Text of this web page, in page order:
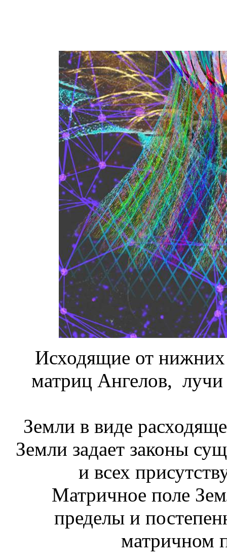
Исходящие от
матриц Ангелов, лучи
Земли в виде
Земли задает законы
и всех
Матричное поле
пределы и
матричном